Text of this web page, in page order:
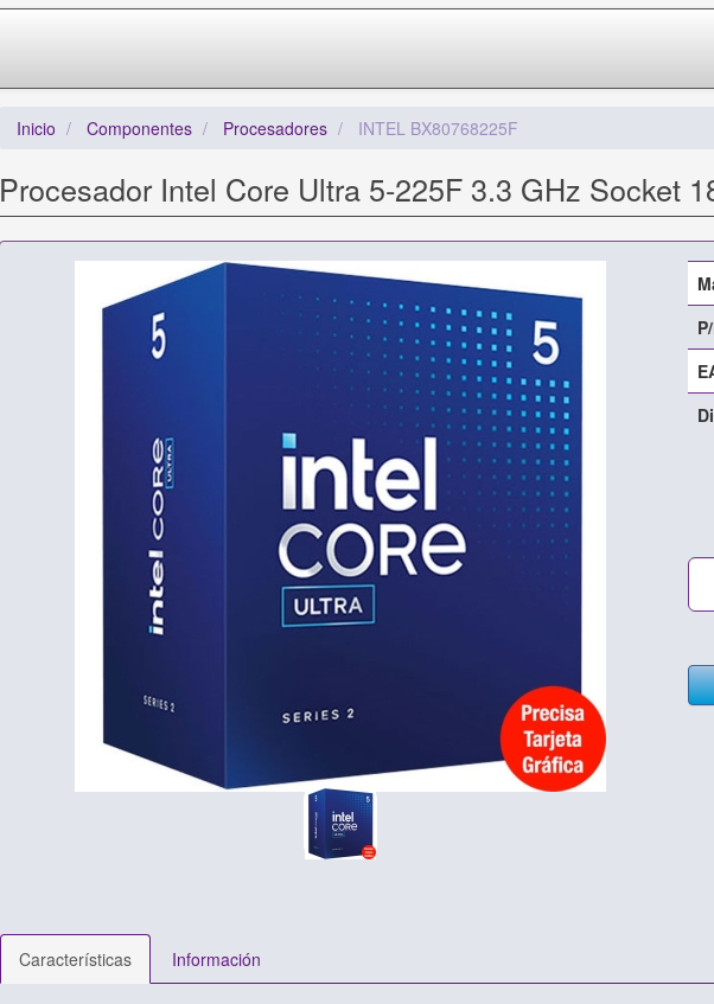
Inicio Componentes Procesadores INTEL BX80768225F
Procesador Intel Core Ultra 5-225F 3.3 GHz Socket
Características Información